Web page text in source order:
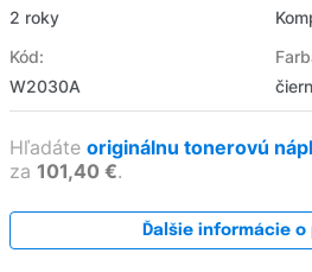
2 roky
Kód:
W2030A
Hľadáte originálnu tonerovú
za 101,40 €.
Ďalšie informácie